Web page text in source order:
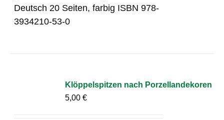
Deutsch 20 Seiten, farbig ISBN 978-
3934210-53-0
Klöppelspitzen nach Porzellandekoren
5,00€